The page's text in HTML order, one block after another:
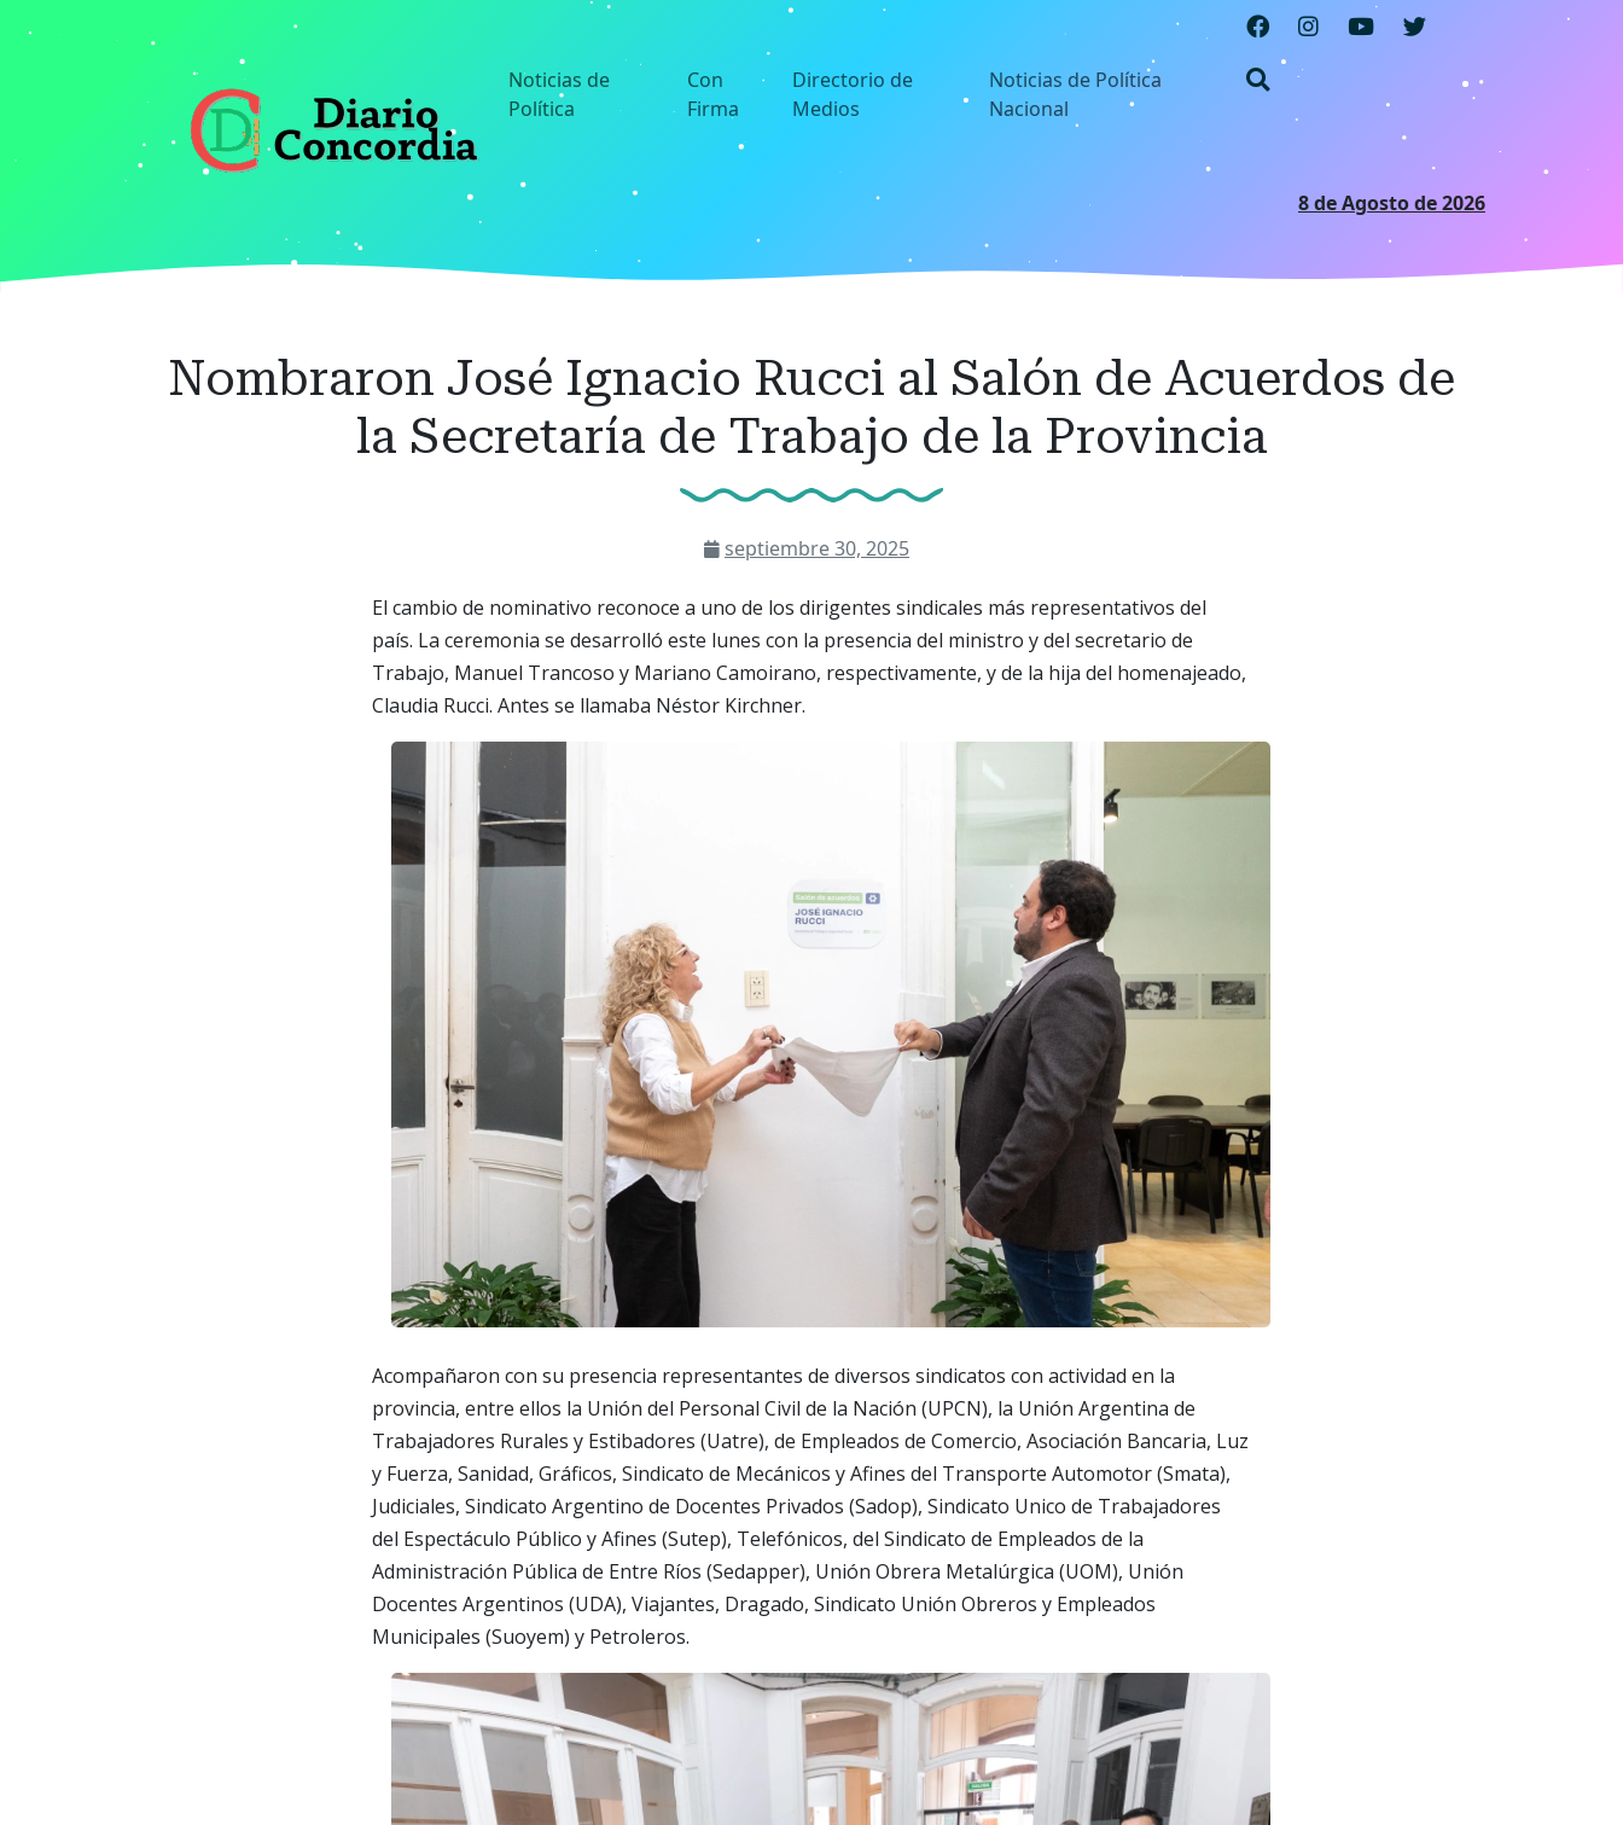
Noticias de
Política
Con
Firma
Directorio de
Medios
Noticias de Política
Nacional
8 de Agosto de 2026
Nombraron José Ignacio Rucci al Salón de Acuerdos de
la Secretaría de Trabajo de la Provincia
septiembre 30, 2025
El cambio de nominativo reconoce a uno de los dirigentes sindicales más representativos del
país. La ceremonia se desarrolló este lunes con la presencia del ministro y del secretario de
Trabajo, Manuel Trancoso y Mariano Camoirano, respectivamente, y de la hija del homenajeado,
Claudia Rucci. Antes se llamaba Néstor Kirchner.
Acompañaron con su presencia representantes de diversos sindicatos con actividad en la
provincia, entre ellos la Unión del Personal Civil de la Nación (UPCN), la Unión Argentina de
Trabajadores Rurales y Estibadores (Uatre), de Empleados de Comercio, Asociación Bancaria, Luz
y Fuerza, Sanidad, Gráficos, Sindicato de Mecánicos y Afines del Transporte Automotor (Smata),
Judiciales, Sindicato Argentino de Docentes Privados (Sadop), Sindicato Unico de Trabajadores
del Espectáculo Público y Afines (Sutep), Telefónicos, del Sindicato de Empleados de la
Administración Pública de Entre Ríos (Sedapper), Unión Obrera Metalúrgica (UOM), Unión
Docentes Argentinos (UDA), Viajantes, Dragado, Sindicato Unión Obreros y Empleados
Municipales (Suoyem) y Petroleros.